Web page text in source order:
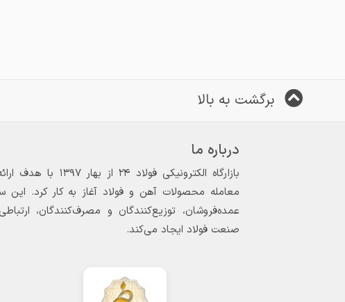
برگشت به بالا
درباره ما
بازارگاه الکترونیکی
معامله محصولات آهن و فولاد آغاز به کار کرد. این
عمده‌فروشان، توزیع‌کنندگان و مصرف‌کنندگان،
صنعت فولاد ایجاد می‌کند.